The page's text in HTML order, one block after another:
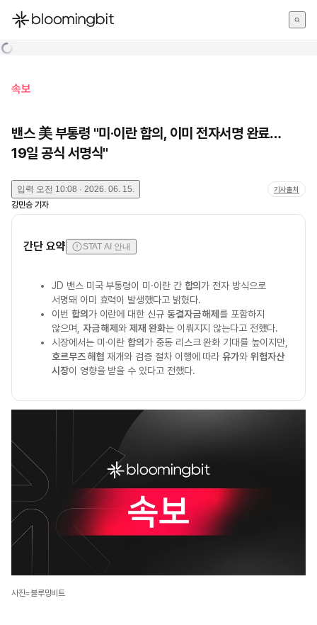
한국어
속보
밴스 美 부통령 "미·이란 합의, 이미 전자서명 완료…
19일 공식 서명식"
입력 오전 10:08 · 2026. 06. 15. 기사출처
강민승 기자
간단 요약 STAT AI 안내
JD 밴스 미국 부통령이 미·이란 간 합의가 전자 방식으로
서명돼 이미 효력이 발생했다고 밝혔다.
이번 합의가 이란에 대한 신규 동결자금 해제 를 포함하지
않으며, 자금 해제와제재 완화는 이뤄지지 않는다고 전했다.
시장에서는 미·이란합의가 중동 리스크 완화 기대를 높이지만,
호르무즈 해협 재개와 검증 절차 이행에 따라유가와위험자산
시장이 영향을 받을 수 있다고 전했다.
사진=블루밍비트